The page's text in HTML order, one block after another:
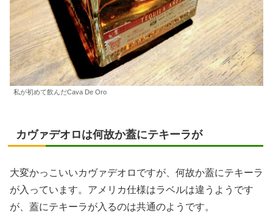
私が初めて飲んだCava De Oro
カヴァデオロは何故か蓋にテキーラが
大変かっこいいカヴァデオロですが、何故か蓋にテキーラ
が入っています。アメリカ仕様はラベルは違うようです
が、蓋にテキーラが入るのは共通のようです。